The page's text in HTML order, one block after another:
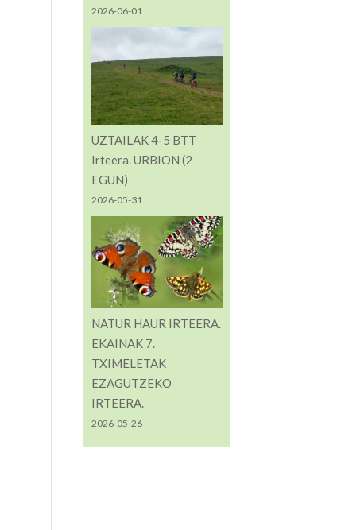
2026-06-01
UZTAILAK 4-5 BTT
Irteera. URBION (2
EGUN)
2026-05-31
NATUR HAUR IRTEERA.
EKAINAK 7.
TXIMELETAK
EZAGUTZEKO
IRTEERA.
2026-05-26